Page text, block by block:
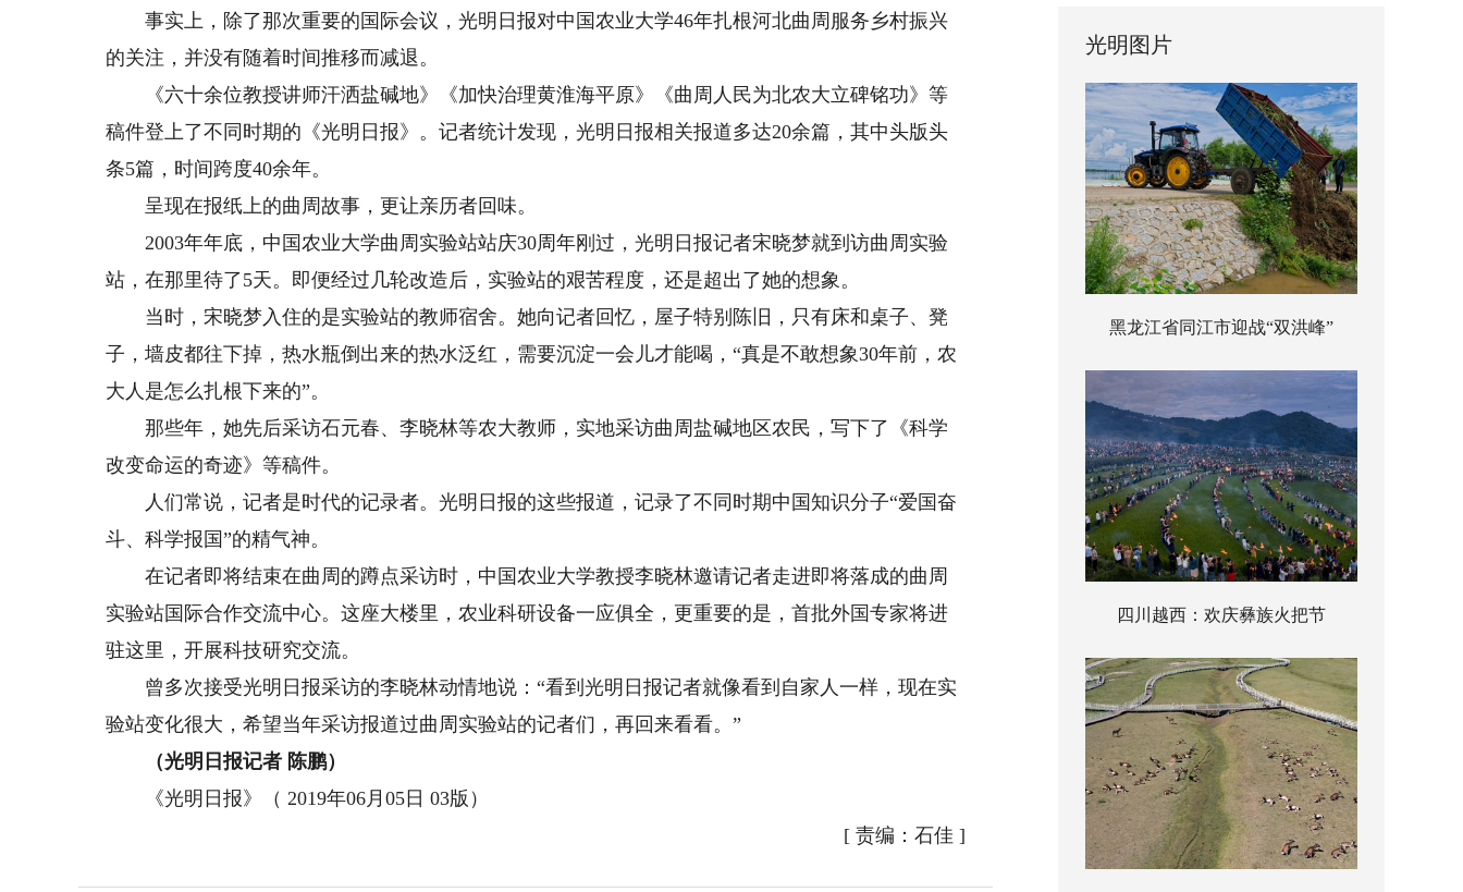
事实上，除了那次重要的国际会议，光明日报对中国农业大学46年扎根河北曲周服务乡村振兴
的关注，并没有随着时间推移而减退。
《六十余位教授讲师汗洒盐碱地》《加快治理黄淮海平原》《曲周人民为北农大立碑铭功》等
稿件登上了不同时期的《光明日报》。记者统计发现，光明日报相关报道多达20余篇，其中头版头
条5篇，时间跨度40余年。
呈现在报纸上的曲周故事，更让亲历者回味。
2003年年底，中国农业大学曲周实验站站庆30周年刚过，光明日报记者宋晓梦就到访曲周实验
站，在那里待了5天。即便经过几轮改造后，实验站的艰苦程度，还是超出了她的想象。
当时，宋晓梦入住的是实验站的教师宿舍。她向记者回忆，屋子特别陈旧，只有床和桌子、凳
子，墙皮都往下掉，热水瓶倒出来的热水泛红，需要沉淀一会儿才能喝，“真是不敢想象30年前，农
大人是怎么扎根下来的”。
那些年，她先后采访石元春、李晓林等农大教师，实地采访曲周盐碱地区农民，写下了《科学
改变命运的奇迹》等稿件。
人们常说，记者是时代的记录者。光明日报的这些报道，记录了不同时期中国知识分子“爱国奋
斗、科学报国”的精气神。
在记者即将结束在曲周的蹲点采访时，中国农业大学教授李晓林邀请记者走进即将落成的曲周
实验站国际合作交流中心。这座大楼里，农业科研设备一应俱全，更重要的是，首批外国专家将进
驻这里，开展科技研究交流。
曾多次接受光明日报采访的李晓林动情地说：“看到光明日报记者就像看到自家人一样，现在实
验站变化很大，希望当年采访报道过曲周实验站的记者们，再回来看看。”
（光明日报记者 陈鹏）
《光明日报》（ 2019年06月05日 03版）
[ 责编：石佳 ]
光明图片
黑龙江省同江市迎战“双洪峰”
四川越西：欢庆彝族火把节